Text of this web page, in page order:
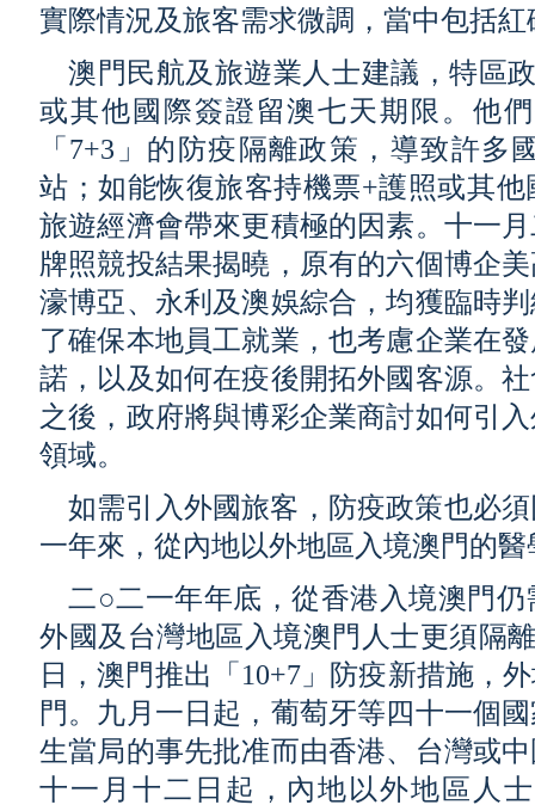
實際情況及旅客需求微調，當中包括
澳門民航及旅遊業人士建議，特區
或其他國際簽證留澳七天期限。他
「7+3」的防疫隔離政策，導致許
站；如能恢復旅客持機票+護照或其
旅遊經濟會帶來更積極的因素。十一
牌照競投結果揭曉，原有的六個博企
濠博亞、永利及澳娛綜合，均獲臨時
了確保本地員工就業，也考慮企業在
諾，以及如何在疫後開拓外國客源。
之後，政府將與博彩企業商討如何引
領域。
如需引入外國旅客，防疫政策也必
一年來，從內地以外地區入境澳門的
二○二一年年底，從香港入境澳門
外國及台灣地區入境澳門人士更須隔
日，澳門推出「10+7」防疫新措施，
門。九月一日起，葡萄牙等四十一個
生當局的事先批准而由香港、台灣或
十一月十二日起，內地以外地區人